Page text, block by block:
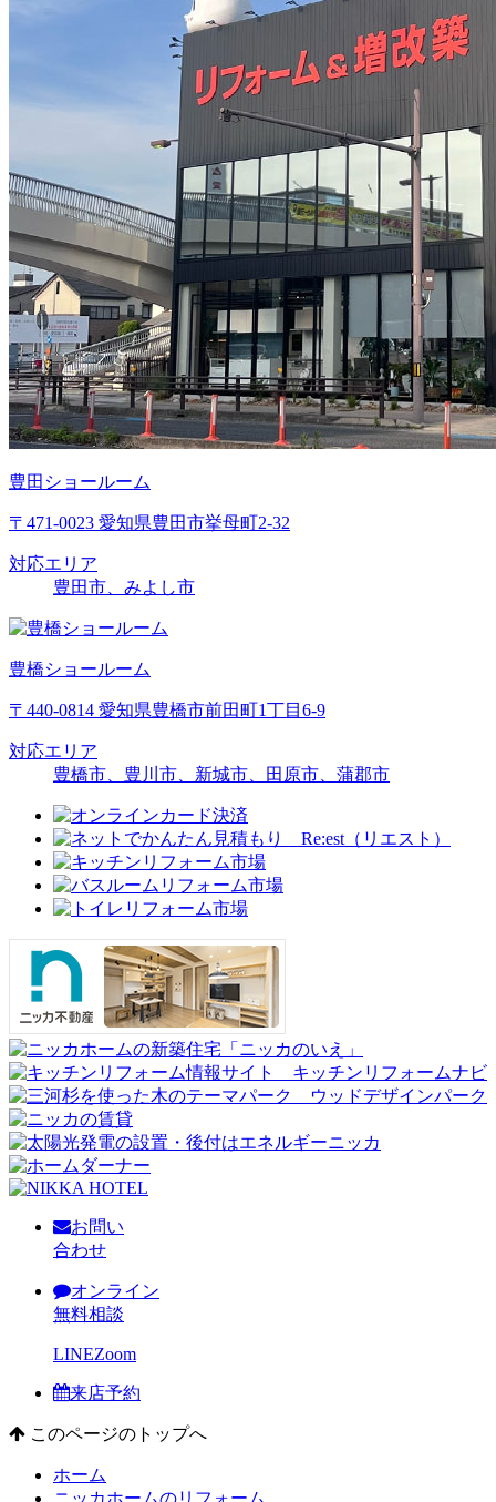
豊田ショールーム
〒471-0023 愛知県豊田市挙母町2-32
対応エリア
豊田市、みよし市
豊橋ショールーム
〒440-0814 愛知県豊橋市前田町1丁目6-9
対応エリア
豊橋市、豊川市、新城市、田原市、蒲郡市
お問い
合わせ
オンライン
無料相談
LINEZoom
来店予約
このページのトップへ
ホーム